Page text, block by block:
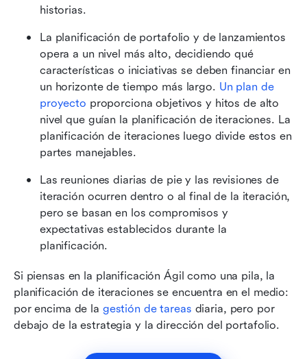
historias.
La planificación de portafolio y de lanzamientos
opera a un nivel más alto, decidiendo qué
características o iniciativas se deben financiar en
un horizonte de tiempo más largo. Un plan de
proyecto proporciona objetivos y hitos de alto
nivel que guían la planificación de iteraciones. La
planificación de iteraciones luego divide estos en
partes manejables.
Las reuniones diarias de pie y las revisiones de
iteración ocurren dentro o al final de la iteración,
pero se basan en los compromisos y
expectativas establecidos durante la
planificación.
Si piensas en la planificación Ágil como una pila, la
planificación de iteraciones se encuentra en el medio:
por encima de la gestión de tareas diaria, pero por
debajo de la estrategia y la dirección del portafolio.